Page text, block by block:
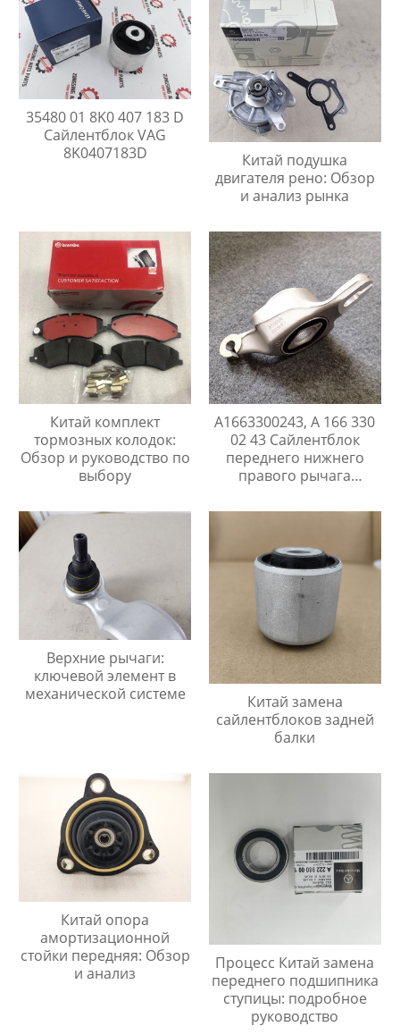
35480 01 8K0 407 183 D
Сайлентблок VAG
8K0407183D
Китай подушка
двигателя рено: Обзор
и анализ рынка
Китай комплект
тормозных колодок:
Обзор и руководство по
выбору
A1663300243, A 166 330
02 43 Сайлентблок
переднего нижнего
правого рычага
W166/C292 / GL/GLS
Верхние рычаги:
ключевой элемент в
механической системе
Китай замена
сайлентблоков задней
балки
Китай опора
амортизационной
стойки передняя: Обзор
и анализ
Процесс Китай замена
переднего подшипника
ступицы: подробное
руководство